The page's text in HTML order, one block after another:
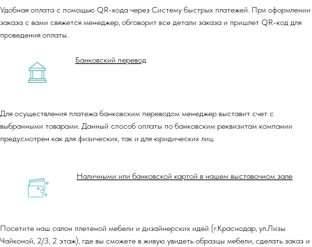
Удобная оплата с помощью QR-кода через Систему быстрых платежей. При оформлении
заказа с вами свяжется менеджер, обговорит все детали заказа и пришлет QR-код для
проведения оплаты.
Банковский перевод
Для осуществления платежа банковским переводом менеджер выставит счет с
выбранными товарами. Данный способ оплаты по банковским реквизитам компании
предусмотрен как для физических, так и для юридических лиц.
Наличными или банковской картой в нашем выставочном зале
Посетите наш салон плетеной мебели и дизайнерских идей (г.Краснодар, ул.Лизы
Чайконой, 2/3, 2 этаж), где вы сможете в живую увидеть образцы мебели, сделать заказ и